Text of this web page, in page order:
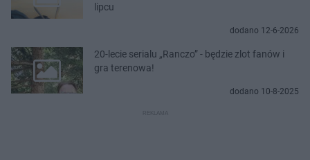
lipcu
dodano 12-6-2026
20-lecie serialu „Ranczo” - będzie zlot fanów i
gra terenowa!
dodano 10-8-2025